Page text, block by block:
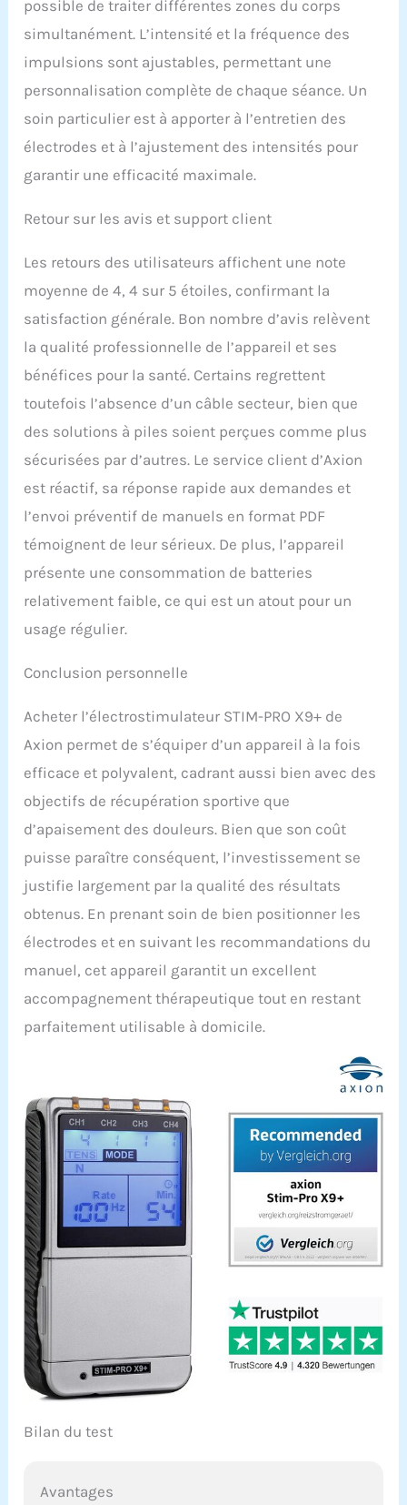
possible de traiter différentes zones du corps
simultanément. L’intensité et la fréquence des
impulsions sont ajustables, permettant une
personnalisation complète de chaque séance. Un
soin particulier est à apporter à l’entretien des
électrodes et à l’ajustement des intensités pour
garantir une efficacité maximale.
Retour sur les avis et support client
Les retours des utilisateurs affichent une note
moyenne de 4, 4 sur 5 étoiles, confirmant la
satisfaction générale. Bon nombre d’avis relèvent
la qualité professionnelle de l’appareil et ses
bénéfices pour la santé. Certains regrettent
toutefois l’absence d’un câble secteur, bien que
des solutions à piles soient perçues comme plus
sécurisées par d’autres. Le service client d’Axion
est réactif, sa réponse rapide aux demandes et
l’envoi préventif de manuels en format PDF
témoignent de leur sérieux. De plus, l’appareil
présente une consommation de batteries
relativement faible, ce qui est un atout pour un
usage régulier.
Conclusion personnelle
Acheter l’électrostimulateur STIM-PRO X9+ de
Axion permet de s’équiper d’un appareil à la fois
efficace et polyvalent, cadrant aussi bien avec des
objectifs de récupération sportive que
d’apaisement des douleurs. Bien que son coût
puisse paraître conséquent, l’investissement se
justifie largement par la qualité des résultats
obtenus. En prenant soin de bien positionner les
électrodes et en suivant les recommandations du
manuel, cet appareil garantit un excellent
accompagnement thérapeutique tout en restant
parfaitement utilisable à domicile.
Bilan du test
Avantages